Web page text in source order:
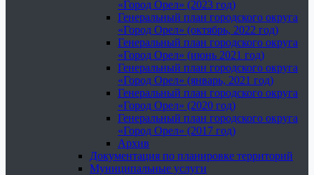
«Город Орел» (2023 год)
Генеральный план городского округа
«Город Орел» (октябрь, 2022 год)
Генеральный план городского округа
«Город Орел» (июнь 2021 год)
Генеральный план городского округа
«Город Орел» (январь, 2021 год)
Генеральный план городского округа
«Город Орел» (2020 год)
Генеральный план городского округа
«Город Орел» (2017 год)
Архив
Документация по планировке территорий
Муниципальные услуги